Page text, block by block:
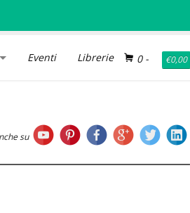
0- €0,00
Eventi Librerie
su